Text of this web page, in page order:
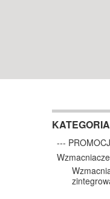
KATEGORIA
---
Wzmacniacze